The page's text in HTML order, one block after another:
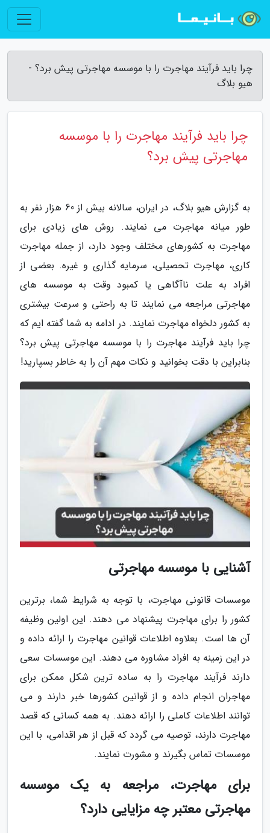
چرا باید فرآیند مهاجرت را با موسسه مهاجرتی پیش برد؟ -
هیو بلاگ
چرا باید فرآیند مهاجرت را با موسسه
مهاجرتی پیش برد؟
به گزارش هیو بلاگ، در ایران، سالانه بیش از 60 هزار نفر به
طور میانه مهاجرت می نمایند. روش های زیادی برای
مهاجرت به کشورهای مختلف وجود دارد، از جمله مهاجرت
کاری، مهاجرت تحصیلی، سرمایه گذاری و غیره. بعضی از
افراد به علت ناآگاهی یا کمبود وقت به موسسه های
مهاجرتی مراجعه می نمایند تا به راحتی و سرعت بیشتری
به کشور دلخواه مهاجرت نمایند. در ادامه به شما گفته ایم که
چرا باید فرآیند مهاجرت را با موسسه مهاجرتی پیش برد؟
بنابراین با دقت بخوانید و نکات مهم آن را به خاطر بسپارید!
آشنایی با موسسه مهاجرتی
موسسات قانونی مهاجرت، با توجه به شرایط شما، برترین
کشور را برای مهاجرت پیشنهاد می دهند. این اولین وظیفه
آن ها است. بعلاوه اطلاعات قوانین مهاجرت را ارائه داده و
در این زمینه به افراد مشاوره می دهند. این موسسات سعی
دارند فرآیند مهاجرت را به ساده ترین شکل ممکن برای
مهاجران انجام داده و از قوانین کشورها خبر دارند و می
توانند اطلاعات کاملی را ارائه دهند. به همه کسانی که قصد
مهاجرت دارند، توصیه می گردد که قبل از هر اقدامی، با این
موسسات تماس بگیرند و مشورت نمایند.
برای مهاجرت، مراجعه به یک موسسه
مهاجرتی معتبر چه مزایایی دارد؟